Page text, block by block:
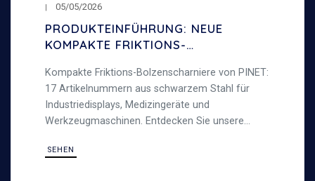
05/05/2026
PRODUKTEINFÜHRUNG: NEUE
KOMPAKTE FRIKTIONS-
Kompakte Friktions-Bolzenscharniere von PINET:
17 Artikelnummern aus schwarzem Stahl für
Industriedisplays, Medizingeräte und
Werkzeugmaschinen. Entdecken Sie unsere
SEHEN